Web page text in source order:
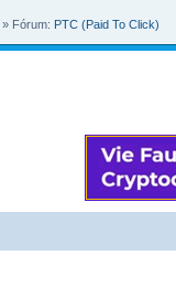
» Fórum: PTC (Paid To Click)